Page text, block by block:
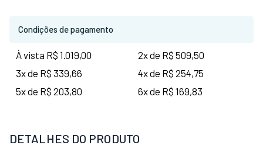
Condições de pagamento
À vista R$ 1.019,00
2x de R$ 509,50
3x de R$ 339,66
4x de R$ 254,75
5x de R$ 203,80
6x de R$ 169,83
DETALHES DO PRODUTO